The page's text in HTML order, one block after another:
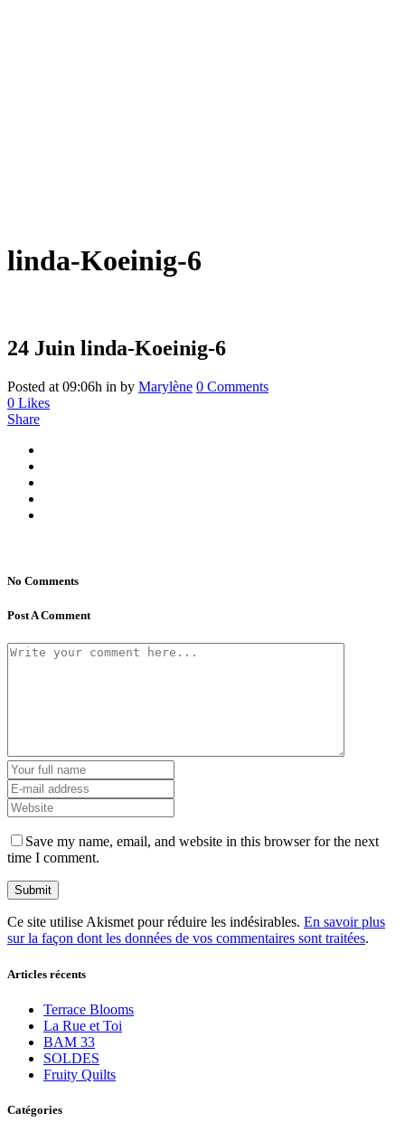
linda-Koeinig-6
24 Juin linda-Koeinig-6
Posted at 09:06h in by Marylène 0 Comments
0 Likes
Share
No Comments
Post A Comment
Save my name, email, and website in this browser for the next
time I comment.
Ce site utilise Akismet pour réduire les indésirables. En savoir plus
sur la façon dont les données de vos commentaires sont traitées.
Articles récents
Terrace Blooms
La Rue et Toi
BAM 33
SOLDES
Fruity Quilts
Catégories